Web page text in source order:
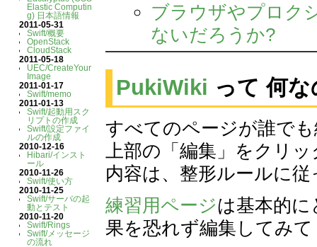
Elastic Computin
g) 日本語情報
2011-05-31
Swift/概要
OpenStack
CloudStack
2011-05-18
UEC/CreateYour
Image
2011-01-17
Swift/memo
2011-01-13
Swift/起動用スク
リプトの作成
Swift/設定ファイ
ルの作成
2010-12-16
Hibari/インスト
ール
2010-11-26
Swift/使い方
2010-11-25
Swift/サーバの起
動とテスト
2010-11-20
Swift/Rings
Swift/メッセージ
の流れ
ブラウザやプロク
ないだろうか?
PukiWiki って 何
すべてのページが誰で
上部の「編集」をクリ
内容は、整形ルールに
練習用ページは基本的
果を恐れず編集してみ